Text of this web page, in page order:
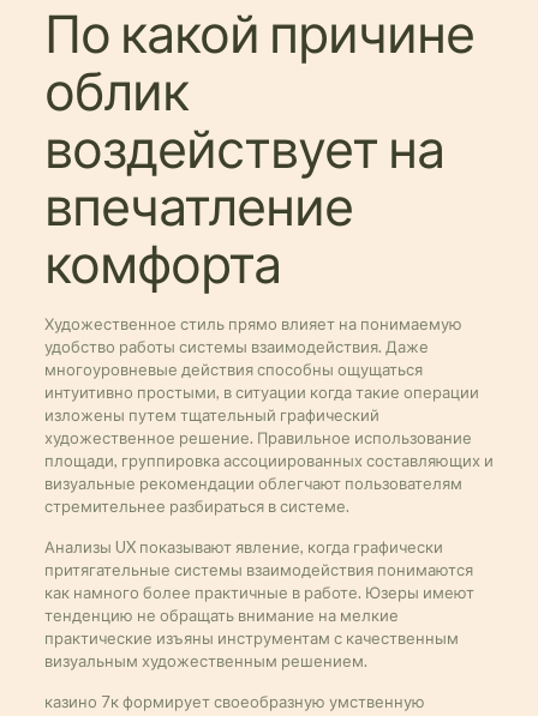
По какой причине
облик
воздействует на
впечатление
комфорта
Художественное стиль прямо влияет на понимаемую
удобство работы системы взаимодействия. Даже
многоуровневые действия способны ощущаться
интуитивно простыми, в ситуации когда такие операции
изложены путем тщательный графический
художественное решение. Правильное использование
площади, группировка ассоциированных составляющих и
визуальные рекомендации облегчают пользователям
стремительнее разбираться в системе.
Анализы UX показывают явление, когда графически
притягательные системы взаимодействия понимаются
как намного более практичные в работе. Юзеры имеют
тенденцию не обращать внимание на мелкие
практические изъяны инструментам с качественным
визуальным художественным решением.
казино 7к формирует своеобразную умственную